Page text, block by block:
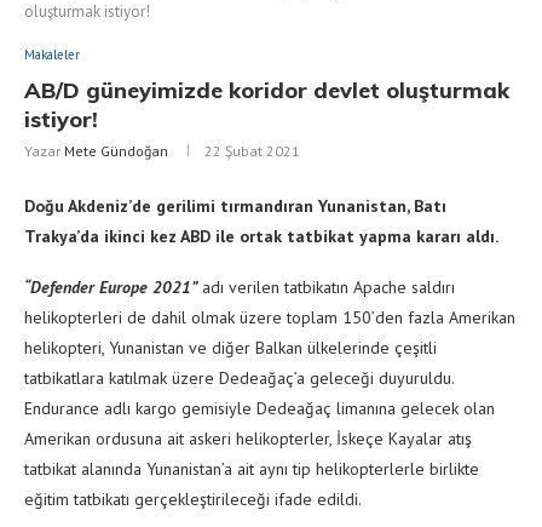
oluşturmak istiyor!
Makaleler
AB/D güneyimizde koridor devlet oluşturmak
istiyor!
Yazar Mete Gündoğan 22 Şubat 2021
Doğu Akdeniz’de gerilimi tırmandıran Yunanistan, Batı
Trakya’da ikinci kez ABD ile ortak tatbikat yapma kararı aldı.
“Defender Europe 2021”adı verilen tatbikatın Apache saldırı
helikopterleri de dahil olmak üzere toplam 150’den fazla Amerikan
helikopteri, Yunanistan ve diğer Balkan ülkelerinde çeşitli
tatbikatlara katılmak üzere Dedeağaç’a geleceği duyuruldu.
Endurance adlı kargo gemisiyle Dedeağaç limanına gelecek olan
Amerikan ordusuna ait askeri helikopterler, İskeçe Kayalar atış
tatbikat alanında Yunanistan’a ait aynı tip helikopterlerle birlikte
eğitim tatbikatı gerçekleştirileceği ifade edildi.